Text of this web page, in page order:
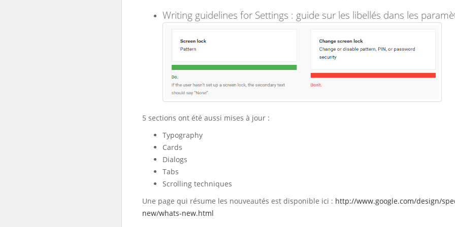
Writing guidelines for Settings : guide sur les libellés dans les
5 sections ont été aussi mises à jour :
Typography
Cards
Dialogs
Tabs
Scrolling techniques
Une page qui résume les nouveautés est disponible ici : http://www.google.com/design/
new/whats-new.html